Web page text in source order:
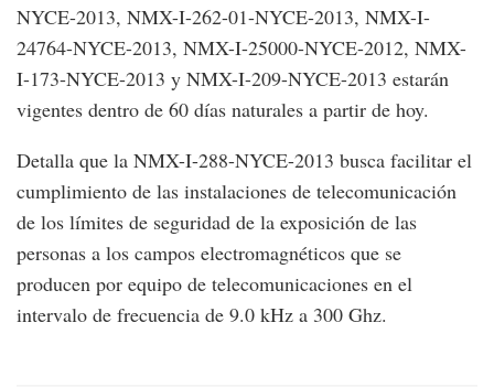
NYCE-2013, NMX-I-262-01-NYCE-2013, NMX-I-
24764-NYCE-2013, NMX-I-25000-NYCE-2012, NMX-
I-173-NYCE-2013 y NMX-I-209-NYCE-2013 estarán
vigentes dentro de 60 días naturales a partir de hoy.
Detalla que la NMX-I-288-NYCE-2013 busca facilitar el
cumplimiento de las instalaciones de telecomunicación
de los límites de seguridad de la exposición de las
personas a los campos electromagnéticos que se
producen por equipo de telecomunicaciones en el
intervalo de frecuencia de 9.0 kHz a 300 Ghz.